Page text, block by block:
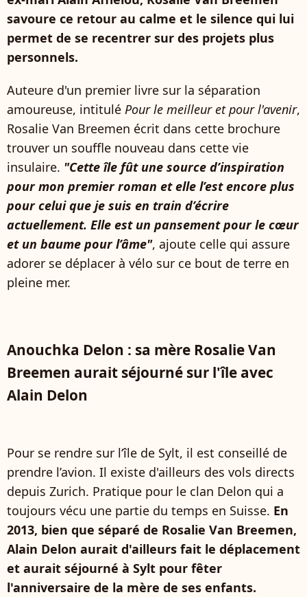
savoure ce retour au calme et le silence qui lui
permet de se recentrer sur des projets plus
personnels.
Auteure d'un premier livre sur la séparation
amoureuse, intitulé Pour le meilleur et pour l'avenir,
Rosalie Van Breemen écrit dans cette brochure
trouver un souffle nouveau dans cette vie
insulaire. "Cette île fût une source d’inspiration
pour mon premier roman et elle l’est encore plus
pour celui que je suis en train d’écrire
actuellement. Elle est un pansement pour le cœur
et un baume pour l’âme", ajoute celle qui assure
adorer se déplacer à vélo sur ce bout de terre en
pleine mer.
Anouchka Delon : sa mère Rosalie Van
Breemen aurait séjourné sur l'île avec
Alain Delon
Pour se rendre sur l‘île de Sylt, il est conseillé de
prendre l’avion. Il existe d'ailleurs des vols directs
depuis Zurich. Pratique pour le clan Delon qui a
toujours vécu une partie du temps en Suisse. En
2013, bien que séparé de Rosalie Van Breemen,
Alain Delon aurait d'ailleurs fait le déplacement
et aurait séjourné à Sylt pour fêter
l'anniversaire de la mère de ses enfants.